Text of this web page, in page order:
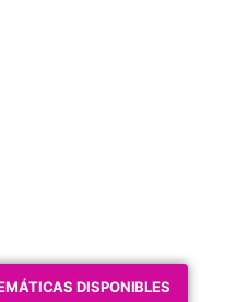
DISPONIBLES